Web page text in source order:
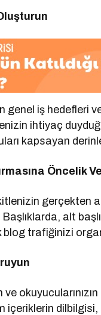
genel iş hedefleri
ihtiyaç
kapsayan
Öncelik
gerçekten
alt
trafiğinizi
ve
dilbilgisi,